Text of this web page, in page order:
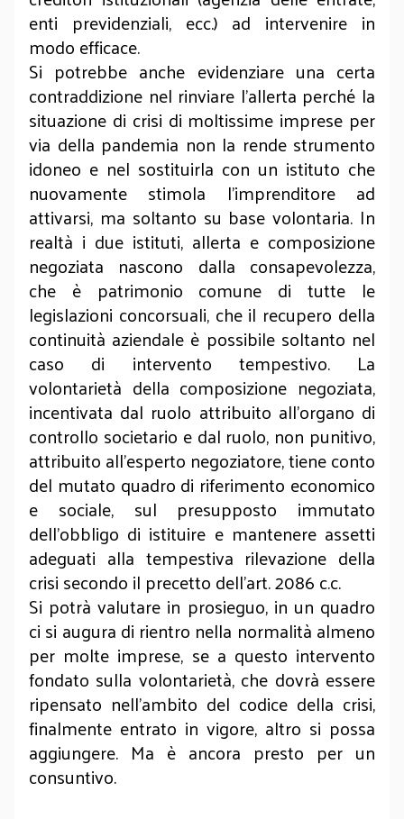
enti previdenziali, ecc.) ad intervenire in
modo efficace.
Si potrebbe anche evidenziare una certa
contraddizione nel rinviare l’allerta perché la
situazione di crisi di moltissime imprese per
via della pandemia non la rende strumento
idoneo e nel sostituirla con un istituto che
nuovamente stimola l’imprenditore ad
attivarsi, ma soltanto su base volontaria. In
realtà i due istituti, allerta e composizione
negoziata nascono dalla consapevolezza,
che è patrimonio comune di tutte le
legislazioni concorsuali, che il recupero della
continuità aziendale è possibile soltanto nel
caso di intervento tempestivo. La
volontarietà della composizione negoziata,
incentivata dal ruolo attribuito all’organo di
controllo societario e dal ruolo, non punitivo,
attribuito all’esperto negoziatore, tiene conto
del mutato quadro di riferimento economico
e sociale, sul presupposto immutato
dell’obbligo di istituire e mantenere assetti
adeguati alla tempestiva rilevazione della
crisi secondo il precetto dell’art. 2086 c.c.
Si potrà valutare in prosieguo, in un quadro
ci si augura di rientro nella normalità almeno
per molte imprese, se a questo intervento
fondato sulla volontarietà, che dovrà essere
ripensato nell’ambito del codice della crisi,
finalmente entrato in vigore, altro si possa
aggiungere. Ma è ancora presto per un
consuntivo.